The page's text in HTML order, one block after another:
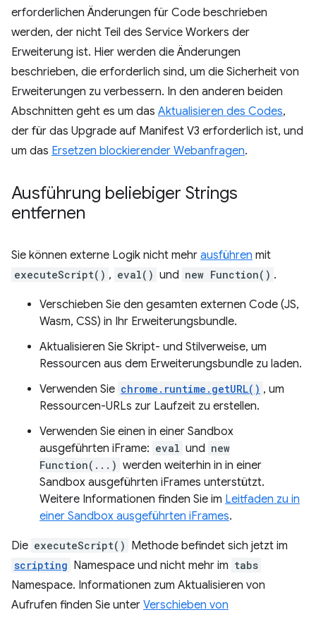
erforderlichen Änderungen für Code beschrieben
werden, der nicht Teil des Service Workers der
Erweiterung ist. Hier werden die Änderungen
beschrieben, die erforderlich sind, um die Sicherheit von
Erweiterungen zu verbessern. In den anderen beiden
Abschnitten geht es um das Aktualisieren des Codes,
der für das Upgrade auf Manifest V3 erforderlich ist, und
um das Ersetzen blockierender Webanfragen.
Ausführung beliebiger Strings
entfernen
Sie können externe Logik nicht mehr ausführen mit
executeScript() , eval() und new Function() .
Verschieben Sie den gesamten externen Code (JS,
Wasm, CSS) in Ihr Erweiterungsbundle.
Aktualisieren Sie Skript- und Stilverweise, um
Ressourcen aus dem Erweiterungsbundle zu laden.
Verwenden Sie chrome.runtime.getURL() , um
Ressourcen-URLs zur Laufzeit zu erstellen.
Verwenden Sie einen in einer Sandbox
ausgeführten iFrame: eval und new
Function(...) werden weiterhin in in einer
Sandbox ausgeführten iFrames unterstützt.
Weitere Informationen finden Sie im Leitfaden zu in
einer Sandbox ausgeführten iFrames.
Die executeScript() Methode befindet sich jetzt im
scripting Namespace und nicht mehr im tabs
Namespace. Informationen zum Aktualisieren von
Aufrufen finden Sie unter Verschieben von